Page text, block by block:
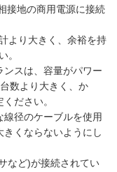
接地の商用電源に接続
より大きく、余裕を持
。
スは、容量がパワー
数より大きく、か
ださい。
径のケーブルを使用
くならないようにし
など)が接続されてい